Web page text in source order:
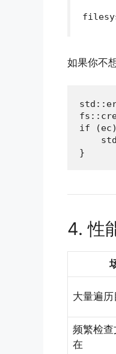
如果你不
if
}
4. 性
大量遍
频繁检
在